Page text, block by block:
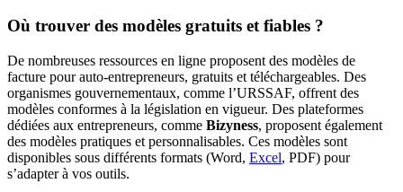
Où trouver des modèles gratuits et fiables ?
De nombreuses ressources en ligne proposent des modèles de
facture pour auto-entrepreneurs, gratuits et téléchargeables. Des
organismes gouvernementaux, comme l’URSSAF, offrent des
modèles conformes à la législation en vigueur. Des plateformes
dédiées aux entrepreneurs, comme Bizyness, proposent également
des modèles pratiques et personnalisables. Ces modèles sont
disponibles sous différents formats (Word, Excel, PDF) pour
s’adapter à vos outils.